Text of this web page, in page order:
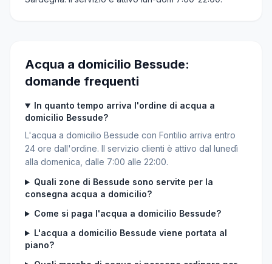
Acqua a domicilio Bessude:
domande frequenti
In quanto tempo arriva l'ordine di acqua a
domicilio Bessude?
L'acqua a domicilio Bessude con Fontilio arriva entro
24 ore dall'ordine. Il servizio clienti è attivo dal lunedì
alla domenica, dalle 7:00 alle 22:00.
Quali zone di Bessude sono servite per la
consegna acqua a domicilio?
Come si paga l'acqua a domicilio Bessude?
L'acqua a domicilio Bessude viene portata al
piano?